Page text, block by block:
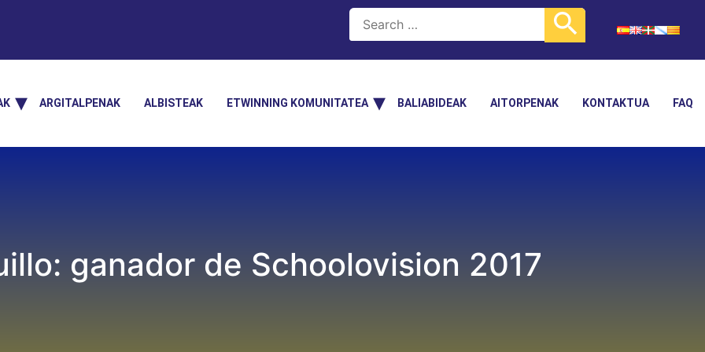
ARGITALPENAK ALBISTEAK ETWINNING KOMUNITATEA BALIABIDEAK AITORPENAK KONTAKTUA FAQ
ganador de Schoolovision 2017